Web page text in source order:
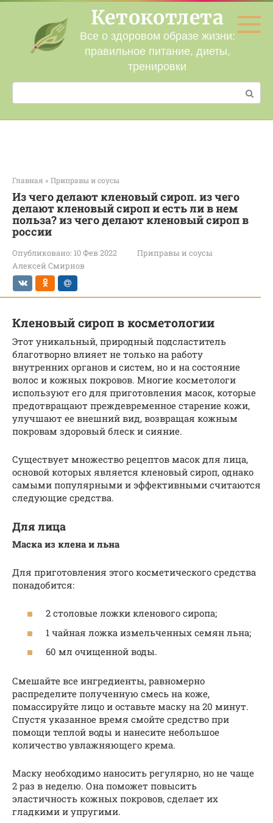
Перейти
контенту
Кетокотлета
Все о здоровом образе жизни:
правильное питание, диеты,
тренировки
Поиск:
Главная » Приправы и соусы
Из чего делают кленовый сироп. из чего
делают кленовый сироп и есть ли в нем
польза? из чего делают кленовый сироп в
россии
Опубликовано: 10 Фев 2022
Приправы и соусы
Алексей Смирнов
Кленовый сироп в косметологии
Этот уникальный, природный подсластитель
благотворно влияет не только на работу
внутренних органов и систем, но и на состояние
волос и кожных покровов. Многие косметологи
используют его для приготовления масок, которые
предотвращают преждевременное старение кожи,
улучшают ее внешний вид, возвращая кожным
покровам здоровый блеск и сияние.
Существует множество рецептов масок для лица,
основой которых является кленовый сироп, однако
самыми популярными и эффективными считаются
следующие средства.
Для лица
Маска из клена и льна
Для приготовления этого косметического средства
понадобится:
2 столовые ложки кленового сиропа;
1 чайная ложка измельченных семян льна;
60 мл очищенной воды.
Смешайте все ингредиенты, равномерно
распределите полученную смесь на коже,
помассируйте лицо и оставьте маску на 20 минут.
Спустя указанное время смойте средство при
помощи теплой воды и нанесите небольшое
количество увлажняющего крема.
Маску необходимо наносить регулярно, но не чаще
2 раз в неделю. Она поможет повысить
эластичность кожных покровов, сделает их
гладкими и упругими.